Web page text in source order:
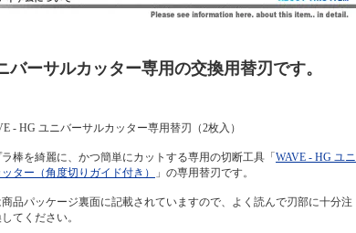
バーサルカッター専用の交換用替刃です。
- HG ユニバーサルカッター専用替刃（2枚入）
棒を綺麗に、かつ簡単にカットする専用の切断工具「 WAVE - HG ユニ
ター（角度切りガイド付き）
」の専用替刃です。
品パッケージ裏面に記載されていますので、よく読んで刃部に十分注
てください。